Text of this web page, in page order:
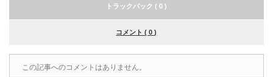
トラックバック ( 0 )
コメント ( 0 )
この記事へのコメントはありません。